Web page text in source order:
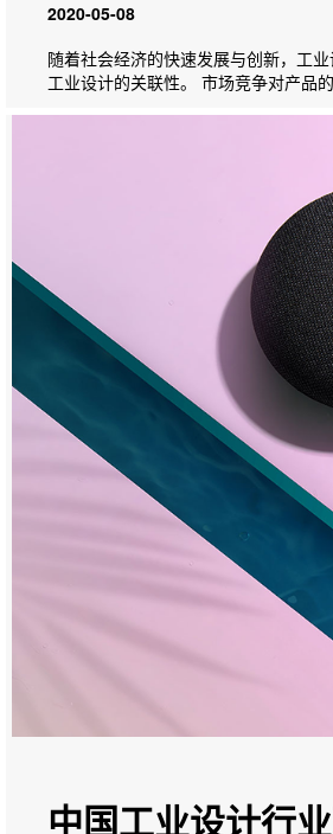
2020-05-08
随着社会经济的快速发展与创新，工
工业设计的关联性。 市场竞争对产品
中国工业设计行